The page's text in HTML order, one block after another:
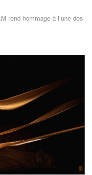
rend hommage à l’une des